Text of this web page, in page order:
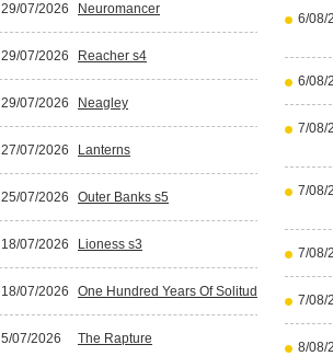
29/07/2026 Neuromancer
29/07/2026 Reacher s4
29/07/2026 Neagley
27/07/2026 Lanterns
25/07/2026 Outer Banks s5
18/07/2026 Lioness s3
18/07/2026 One Hundred Years Of Solitude part 2
5/07/2026 The Rapture
6/08/
6/08/
7/08/
7/08/
7/08/
7/08/
8/08/